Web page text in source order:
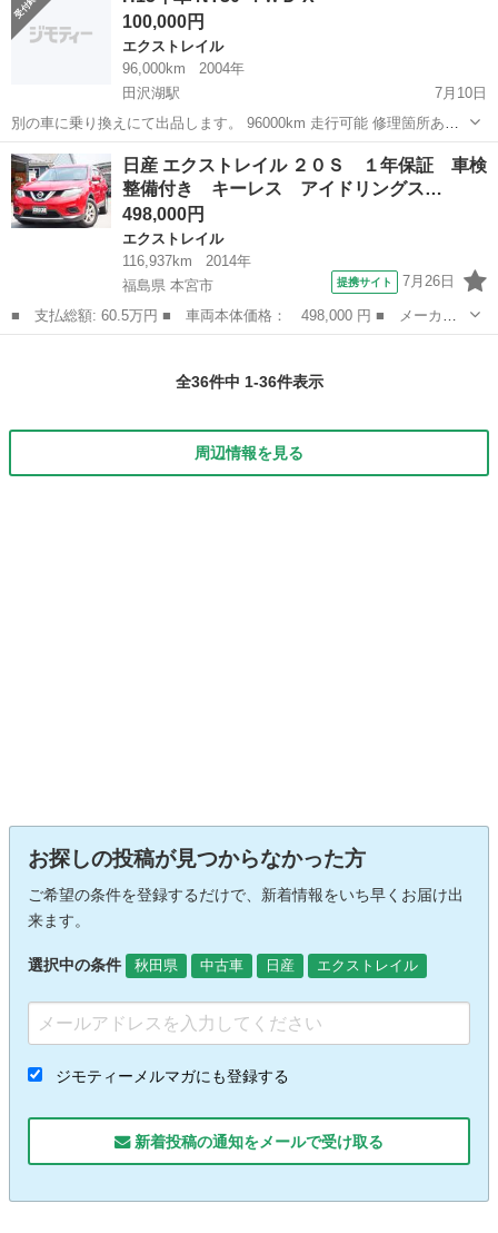
100,000円
エクストレイル
96,000km
2004年
田沢湖駅
7月10日
別の車に乗り換えにて出品します。 96000km 走行可能 修理箇所あり
ボディに沢山キズあり アルミホイール2セット 夏、冬タイヤ付き〔3シ
ーズン使用、スタッドレスはアイスガードで3シーズン目もしっかり効
き目ありました。〕...
秋田 仙北市 田沢湖駅 エクストレイル ジャンク
日産 エクストレイル ２０Ｓ １年保証 車検
整備付き キーレス アイドリングス…
498,000円
エクストレイル
116,937km
2014年
福島県 本宮市
提携サイト 7月26日
■ 支払総額: 60.5万円 ■ 車両本体価格： 498,000 円 ■ メーカー
名： 日産 ■ 車種名： エクストレイル ■ グレード名： ２０
全36件中 1-36件表示
周辺情報を見る
お探しの投稿が見つからなかった方
ご希望の条件を登録するだけで、新着情報をいち早くお届け出
来ます。
選択中の条件 秋田県 中古車 日産 エクストレイル
ジモティーメルマガにも登録する
新着投稿の通知をメールで受け取る